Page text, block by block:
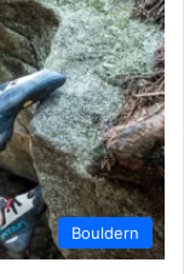
Bouldern